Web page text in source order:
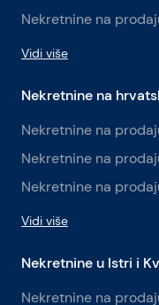
Nekretnine na
Vidi više
Nekretnine na
Nekretnine na
Nekretnine na
Nekretnine na
Vidi više
Nekretnine u Istri i
Nekretnine na